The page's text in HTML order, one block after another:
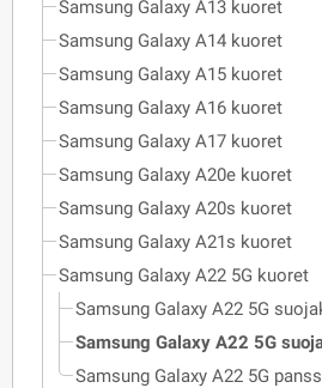
Samsung Galaxy A13 kuoret
Samsung Galaxy A14 kuoret
Samsung Galaxy A15 kuoret
Samsung Galaxy A16 kuoret
Samsung Galaxy A17 kuoret
Samsung Galaxy A20e kuoret
Samsung Galaxy A20s kuoret
Samsung Galaxy A21s kuoret
Samsung Galaxy A22 5G kuoret
Samsung Galaxy A22 5G
Samsung Galaxy A22 5G
Samsung Galaxy A22 5G